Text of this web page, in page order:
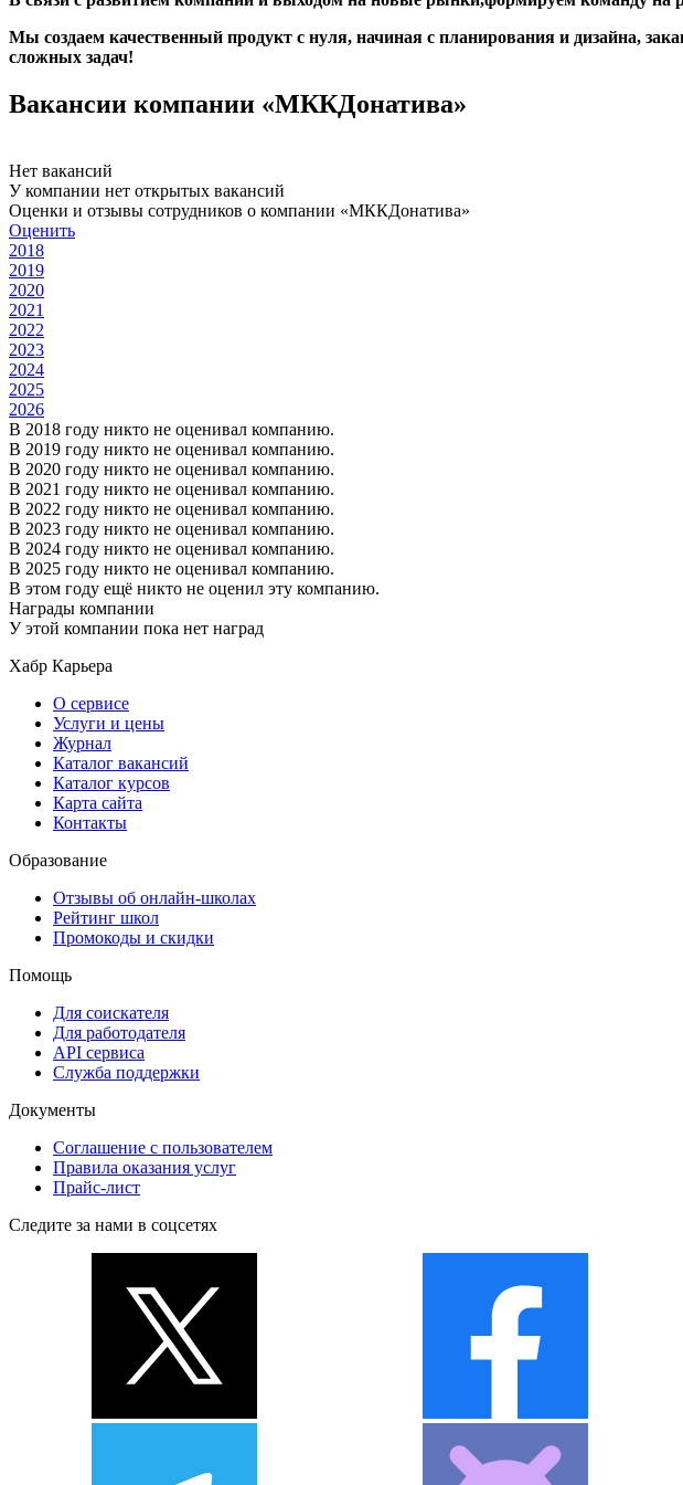
Мы создаем качественный продукт с нуля, начиная с планирования и дизайна,
сложных задач!
Вакансии компании «МККДонатива»
Нет вакансий
У компании нет открытых вакансий
Оценки и отзывы сотрудников о компании «МККДонатива»
Оценить
2018
2019
2020
2021
2022
2023
2024
2025
2026
В 2018 году никто не оценивал компанию.
В 2019 году никто не оценивал компанию.
В 2020 году никто не оценивал компанию.
В 2021 году никто не оценивал компанию.
В 2022 году никто не оценивал компанию.
В 2023 году никто не оценивал компанию.
В 2024 году никто не оценивал компанию.
В 2025 году никто не оценивал компанию.
В этом году ещё никто не оценил эту компанию.
Награды компании
У этой компании пока нет наград
Хабр Карьера
О сервисе
Услуги и цены
Журнал
Каталог вакансий
Каталог курсов
Карта сайта
Контакты
Образование
Отзывы об онлайн-школах
Рейтинг школ
Промокоды и скидки
Помощь
Для соискателя
Для работодателя
API сервиса
Служба поддержки
Документы
Соглашение с пользователем
Правила оказания услуг
Прайс-лист
Следите за нами в соцсетях